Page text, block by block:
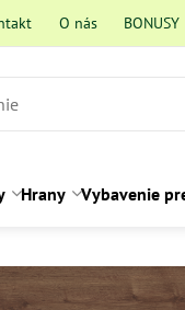
O nás BONUSY
Hrany Vybavenie